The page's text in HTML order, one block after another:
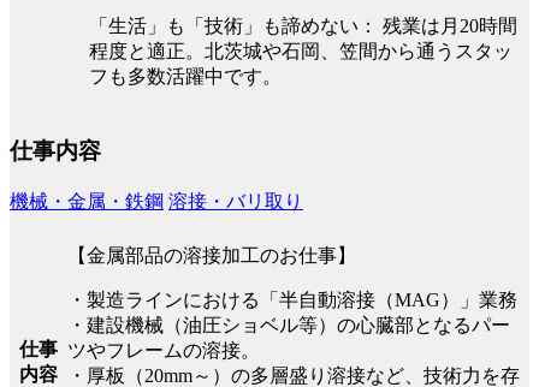
「生活」も「技術」も諦めない： 残業は月20時間
程度と適正。北茨城や石岡、笠間から通うスタッ
フも多数活躍中です。
仕事内容
機械・金属・鉄鋼 溶接・バリ取り
仕事
内容
【金属部品の溶接加工のお仕事】
・製造ラインにおける「半自動溶接（MAG）」業務
・建設機械（油圧ショベル等）の心臓部となるパー
ツやフレームの溶接。
・厚板（20mm～）の多層盛り溶接など、技術力を存